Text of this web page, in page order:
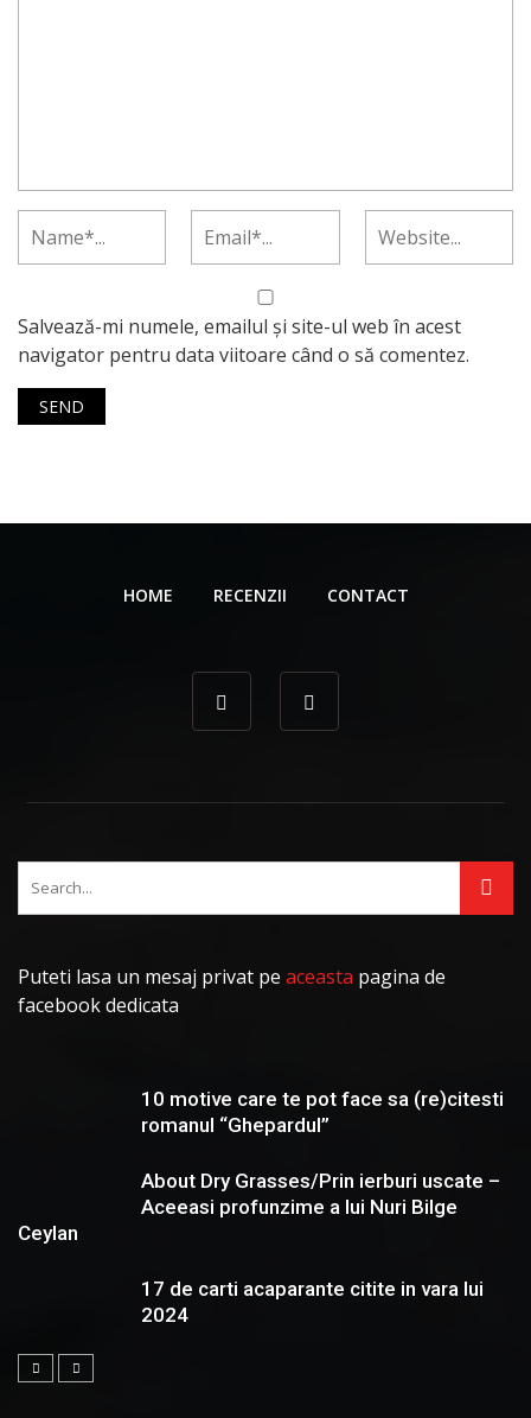
Salvează-mi numele, emailul și site-ul web în acest
navigator pentru data viitoare când o să comentez.
HOME RECENZII CONTACT
Puteti lasa un mesaj privat pe aceasta pagina de
facebook dedicata
10 motive care te pot face sa (re)citesti
romanul “Ghepardul”
About Dry Grasses/Prin ierburi uscate –
Aceeasi profunzime a lui Nuri Bilge
Ceylan
17 de carti acaparante citite in vara lui
2024